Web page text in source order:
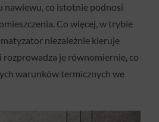
nawiewu, co istotnie podnosi
Co więcej, w trybie
niezależnie kieruje
rozprowadza je równomiernie, co
warunków termicznych we